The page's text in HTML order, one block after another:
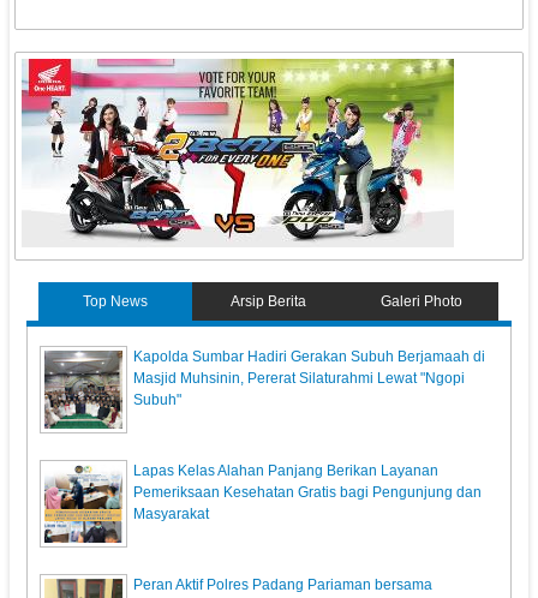
Top News Arsip Berita Galeri Photo
Kapolda Sumbar Hadiri Gerakan Subuh Berjamaah di
Masjid Muhsinin, Pererat Silaturahmi Lewat "Ngopi
Subuh"
Lapas Kelas Alahan Panjang Berikan Layanan
Pemeriksaan Kesehatan Gratis bagi Pengunjung dan
Masyarakat
Peran Aktif Polres Padang Pariaman bersama